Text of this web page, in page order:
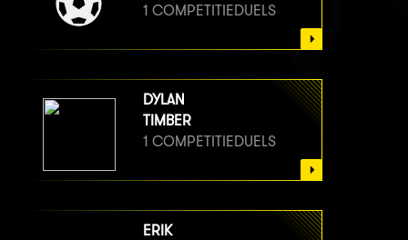
1 COMPETITIEDUELS
DYLAN
TIMBER
1 COMPETITIEDUELS
ERIK